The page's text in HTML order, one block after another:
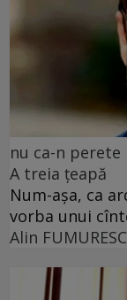
nu ca-n perete
A treia țeapă
Num-așa, ca
vorba unui
Alin